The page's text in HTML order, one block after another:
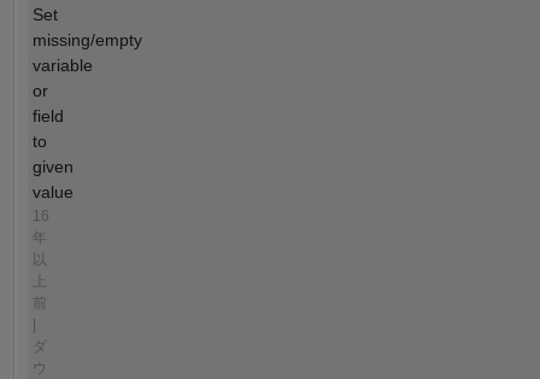
Set
missing/empty
variable
or
field
to
given
value
16
年
以
前
|
ダ
ウ